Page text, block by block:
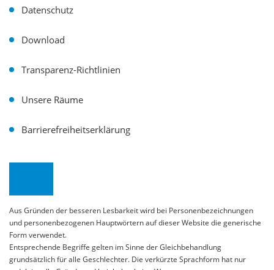
Datenschutz
Download
Transparenz-Richtlinien
Unsere Räume
Barrierefreiheitserklärung
Aus Gründen der besseren Lesbarkeit wird bei Personenbezeichnungen
und personenbezogenen Hauptwörtern auf dieser Website die generische
Form verwendet.
Entsprechende Begriffe gelten im Sinne der Gleichbehandlung
grundsätzlich für alle Geschlechter. Die verkürzte Sprachform hat nur